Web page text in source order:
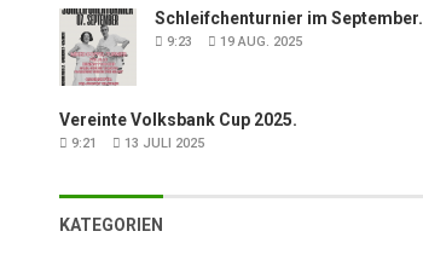
Schleifchenturnier im September.
9:23 19 AUG. 2025
Vereinte Volksbank Cup 2025.
9:21 13 JULI 2025
KATEGORIEN